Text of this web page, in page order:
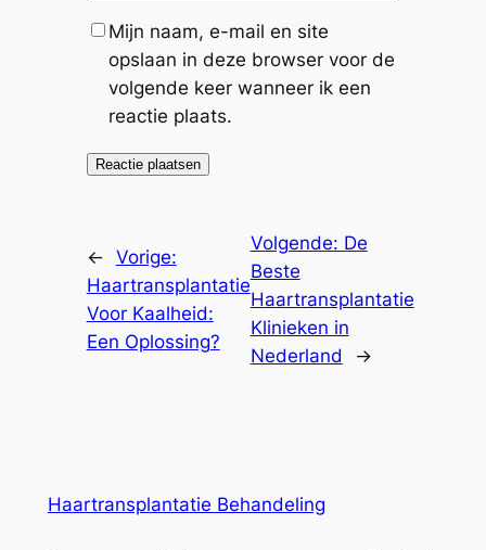
Mijn naam, e-mail en site
opslaan in deze browser voor de
volgende keer wanneer ik een
reactie plaats.
← Vorige:
Haartransplantatie
Voor Kaalheid:
Een Oplossing?
Volgende: De
Beste
Haartransplantatie
Klinieken in
Nederland
→
Haartransplantatie Behandeling